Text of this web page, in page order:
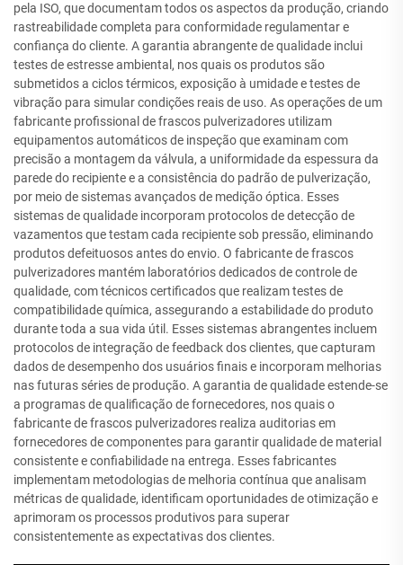
pela ISO, que documentam todos os aspectos da produção, criando
rastreabilidade completa para conformidade regulamentar e
confiança do cliente. A garantia abrangente de qualidade inclui
testes de estresse ambiental, nos quais os produtos são
submetidos a ciclos térmicos, exposição à umidade e testes de
vibração para simular condições reais de uso. As operações de um
fabricante profissional de frascos pulverizadores utilizam
equipamentos automáticos de inspeção que examinam com
precisão a montagem da válvula, a uniformidade da espessura da
parede do recipiente e a consistência do padrão de pulverização,
por meio de sistemas avançados de medição óptica. Esses
sistemas de qualidade incorporam protocolos de detecção de
vazamentos que testam cada recipiente sob pressão, eliminando
produtos defeituosos antes do envio. O fabricante de frascos
pulverizadores mantém laboratórios dedicados de controle de
qualidade, com técnicos certificados que realizam testes de
compatibilidade química, assegurando a estabilidade do produto
durante toda a sua vida útil. Esses sistemas abrangentes incluem
protocolos de integração de feedback dos clientes, que capturam
dados de desempenho dos usuários finais e incorporam melhorias
nas futuras séries de produção. A garantia de qualidade estende-se
a programas de qualificação de fornecedores, nos quais o
fabricante de frascos pulverizadores realiza auditorias em
fornecedores de componentes para garantir qualidade de material
consistente e confiabilidade na entrega. Esses fabricantes
implementam metodologias de melhoria contínua que analisam
métricas de qualidade, identificam oportunidades de otimização e
aprimoram os processos produtivos para superar
consistentemente as expectativas dos clientes.